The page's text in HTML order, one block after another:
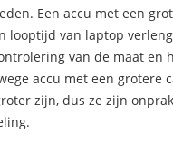
Een accu met een
looptijd van laptop
van de maat en
accu met een grotere
zijn, dus ze zijn